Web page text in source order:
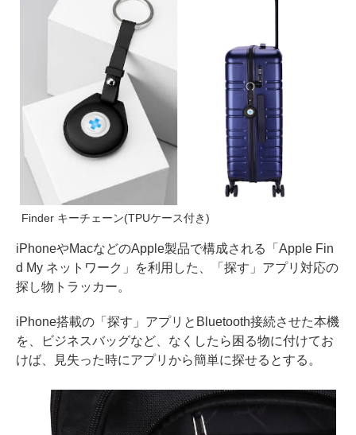
Finder キーチェーン(TPUケース付き)
iPhoneやMacなどのApple製品で構成される「Apple Fin
d My ネットワーク」を利用した、「探す」アプリ対応の
探し物トラッカー。
iPhone搭載の「探す」アプリとBluetooth接続させた本機
を、ビジネスバッグなど、なくしたら困る物に付けてお
けば、見失った時にアプリから簡単に探せるとする。